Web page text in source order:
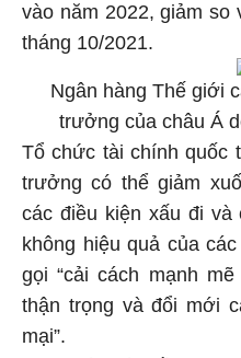
vào năm 2022, giảm
tháng 10/2021.
Ngân hàng Thế giới
trưởng của châu Á
Tổ chức tài chính quốc
trưởng có thể giảm
các điều kiện xấu đi và
không hiệu quả của
gọi “cải cách mạnh
thận trọng và đổi mới
mại”.